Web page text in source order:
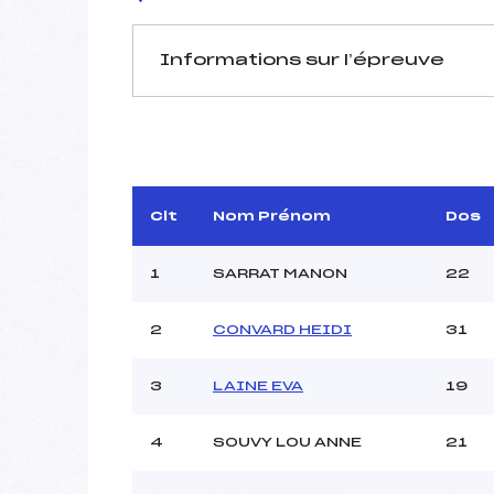
Informations sur l’épreuve
D.T Adjoint :
Dir. Epreuve :
Pénalité appliquée :
Catégorie :
Clt Nom Prénom Dos
1 SARRAT MANON 22
2 CONVARD HEIDI 31
3 LAINE EVA 19
4 SOUVY LOU ANNE 21